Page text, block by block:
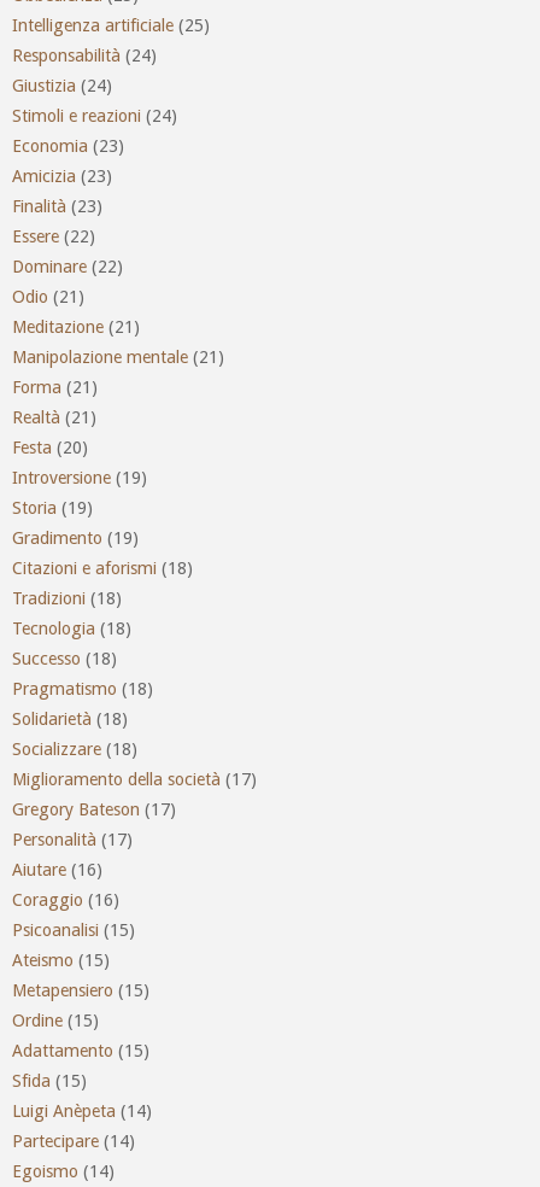
Intelligenza artificiale (25)
Responsabilità (24)
Giustizia (24)
Stimoli e reazioni (24)
Economia (23)
Amicizia (23)
Finalità (23)
Essere (22)
Dominare (22)
Odio (21)
Meditazione (21)
Manipolazione mentale (21)
Forma (21)
Realtà (21)
Festa (20)
Introversione (19)
Storia (19)
Gradimento (19)
Citazioni e aforismi (18)
Tradizioni (18)
Tecnologia (18)
Successo (18)
Pragmatismo (18)
Solidarietà (18)
Socializzare (18)
Miglioramento della società (17)
Gregory Bateson (17)
Personalità (17)
Aiutare (16)
Coraggio (16)
Psicoanalisi (15)
Ateismo (15)
Metapensiero (15)
Ordine (15)
Adattamento (15)
Sfida (15)
Luigi Anèpeta (14)
Partecipare (14)
Egoismo (14)